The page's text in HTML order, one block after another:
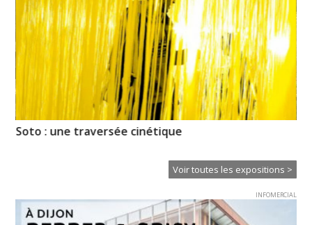
Soto : une traversée cinétique
Voir toutes les expositions >
INFOMERCIAL